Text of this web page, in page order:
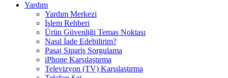
Yardım
Yardım Merkezi
İşlem Rehberi
Ürün Güvenliği Temas Noktası
Nasıl İade Edebilirim?
Pasaj Sipariş Sorgulama
iPhone Karşılaştırma
Televizyon (TV) Karşılaştırma